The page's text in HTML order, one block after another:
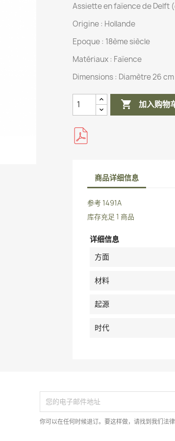
Assiette en faïence de Delft
Origine : Hollande
Epoque : 18ème siècle
Matériaux : Faïence
Dimensions : Diamètre 26 cm
 加入购物
商品详细信息
参考 1491A
库存充足 1 商品
详细信息
方面
材料
起源
时代
你可以在任何时候退订。要这样做，请找到我们法律